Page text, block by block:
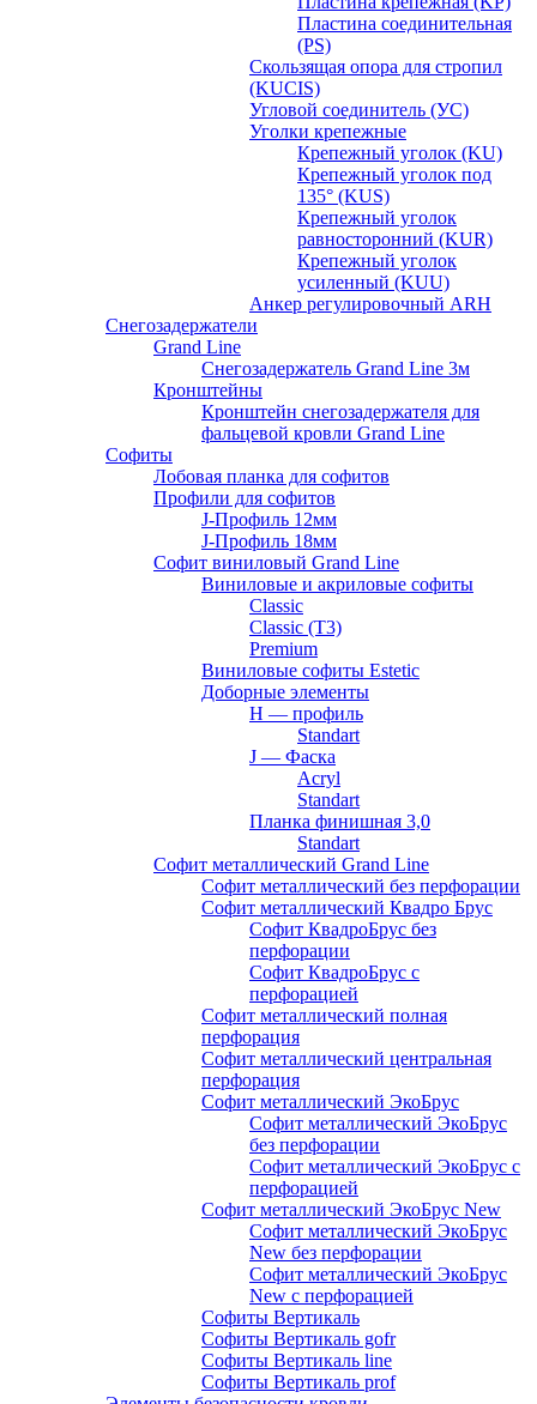
Пластина соединительная
(PS)
Скользящая опора для стропил
(KUCIS)
Угловой соединитель (УС)
Уголки крепежныe
Крепежный уголок (KU)
Крепежный уголок под
135° (KUS)
Крепежный уголок
равносторонний (KUR)
Крепежный уголок
усиленный (KUU)
Анкер регулировочный ARH
Снегозадержатели
Grand Line
Снегозадержатель Grand Line 3м
Кронштейны
Кронштейн снегозадержателя для
фальцевой кровли Grand Line
Софиты
Лобовая планка для софитов
Профили для софитов
J-Профиль 12мм
J-Профиль 18мм
Софит виниловый Grand Line
Виниловые и акриловые софиты
Classic
Classic (T3)
Premium
Виниловые софиты Estetic
Доборные элементы
H — профиль
Standart
J — Фаска
Acryl
Standart
Планка финишная 3,0
Standart
Софит металлический Grand Line
Софит металлический без перфорации
Софит металлический Квадро Брус
Софит КвадроБрус без
перфорации
Софит КвадроБрус с
перфорацией
Софит металлический полная
перфорация
Софит металлический центральная
перфорация
Софит металлический ЭкоБрус
Софит металлический ЭкоБрус
без перфорации
Софит металлический ЭкоБрус с
перфорацией
Софит металлический ЭкоБрус New
Софит металлический ЭкоБрус
New без перфорации
Софит металлический ЭкоБрус
New с перфорацией
Софиты Вертикаль
Софиты Вертикаль gofr
Софиты Вертикаль line
Софиты Вертикаль prof